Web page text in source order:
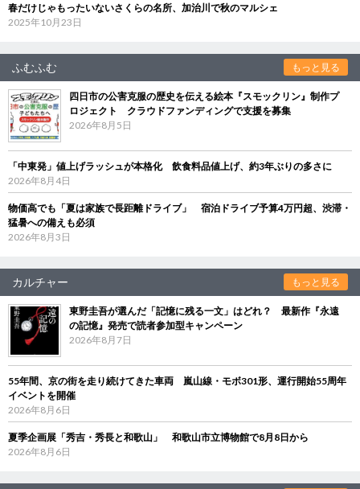
春だけじゃもったいないさくらの名所、加治川で秋のマルシェ
2025年10月23日
ふむふむ もっと見る
四日市の公害克服の歴史を伝える絵本『スモックリン』制作プ
ロジェクト クラウドファンディングで支援を募集
2026年8月5日
「中東発」値上げラッシュが本格化 飲食料品値上げ、約3年ぶりの多さに
2026年8月4日
物価高でも「夏は家族で長距離ドライブ」 宿泊ドライブ予算4万円超、渋滞・
猛暑への備えも必須
2026年8月3日
カルチャー もっと見る
東野圭吾が選んだ「記憶に残る一文」はどれ？ 最新作『永遠
の記憶』発売で読者参加型キャンペーン
2026年8月7日
55年間、京の街を走り続けてきた車両 嵐山線・モボ301形、運行開始55周年
イベントを開催
2026年8月6日
夏季企画展「秀吉・秀長と和歌山」 和歌山市立博物館で8月8日から
2026年8月6日